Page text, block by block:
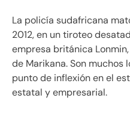
La policía sudafricana
2012, en un tiroteo
empresa británica
de Marikana. Son muchos
punto de inflexión en el
estatal y empresarial.